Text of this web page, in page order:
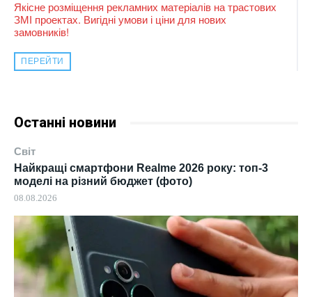
Якісне розміщення рекламних матеріалів на трастових
ЗМІ проектах. Вигідні умови і ціни для нових
замовників!
ПЕРЕЙТИ
Останні новини
Світ
Найкращі смартфони Realme 2026 року: топ-3
моделі на різний бюджет (фото)
08.08.2026